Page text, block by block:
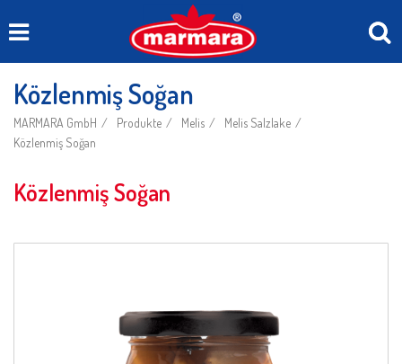
Közlenmiş Soğan
MARMARA GmbH Produkte Melis
Melis Salzlake
Közlenmiş Soğan
Közlenmiş Soğan